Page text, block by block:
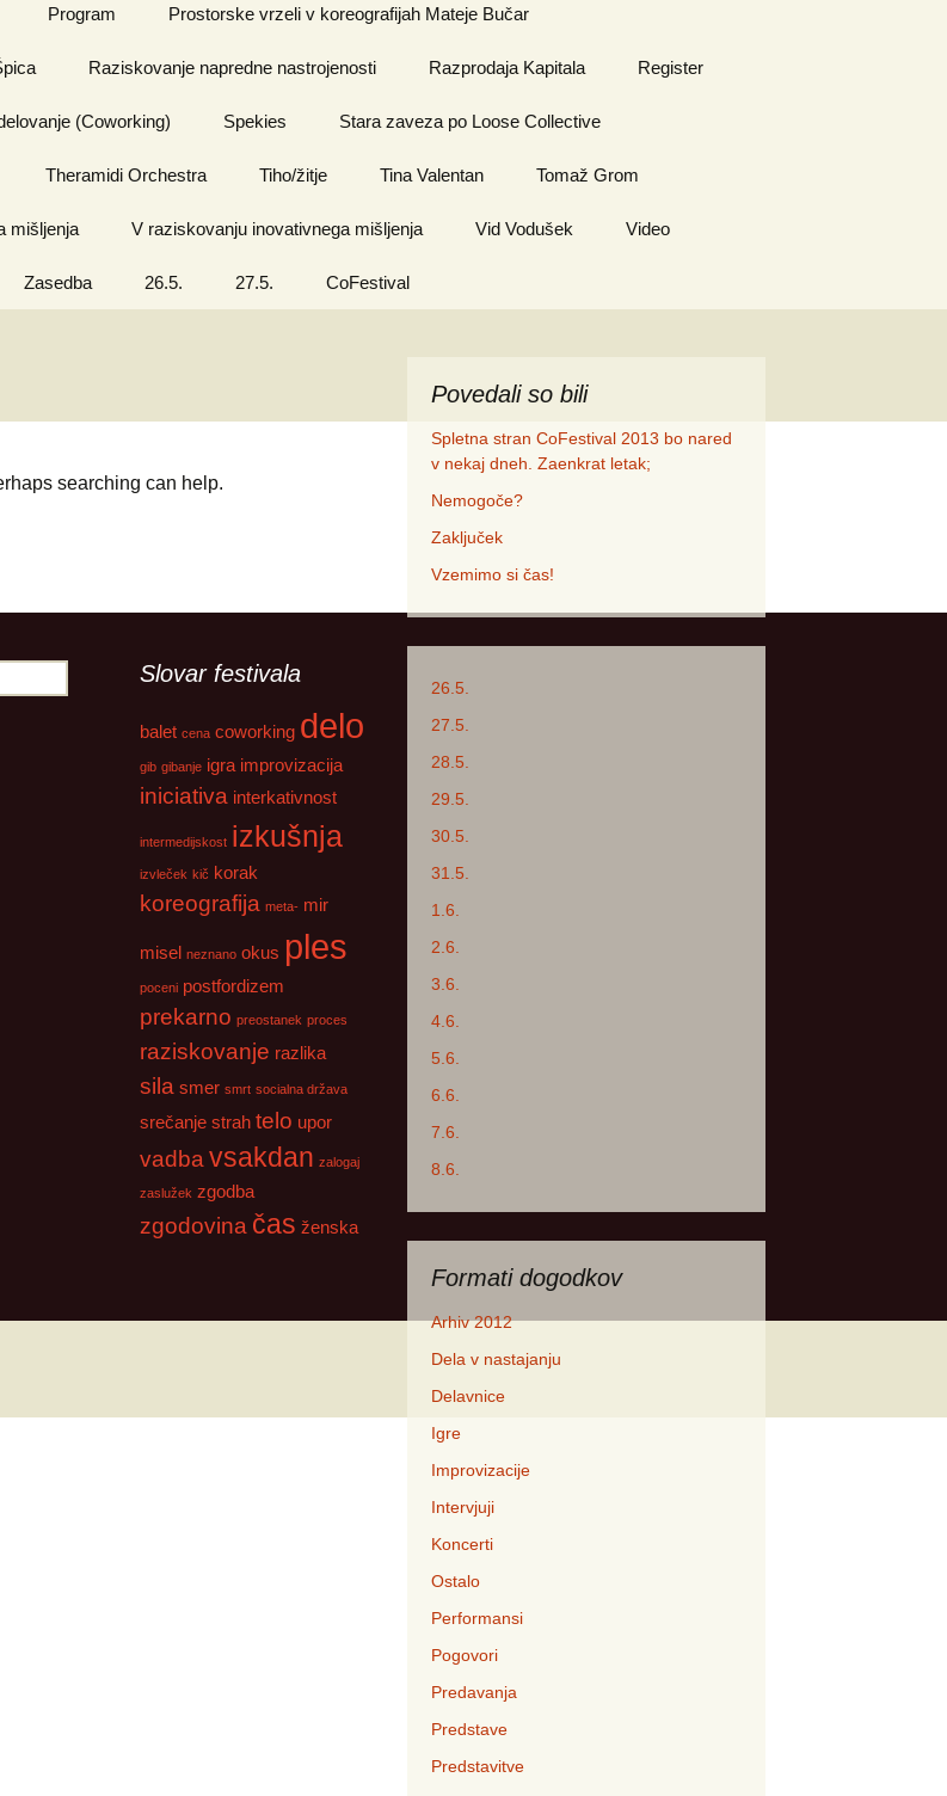
Program Prostorske vrzeli v koreografijah Mateje Bučar
Raziskovanje napredne nastrojenosti Razprodaja Kapitala Register
(Coworking) Spekies Stara zaveza po Loose Collective
Theramidi Orchestra Tiho/žitje Tina Valentan Tomaž Grom
mišljenja V raziskovanju inovativnega mišljenja Vid Vodušek Video
Zasedba 26.5. 27.5. CoFestival
searching can help.
Povedali so bili
Spletna stran CoFestival 2013 bo nared
v nekaj dneh. Zaenkrat letak;
Nemogoče?
Zaključek
Vzemimo si čas!
26.5.
27.5.
28.5.
29.5.
30.5.
31.5.
1.6.
2.6.
3.6.
4.6.
5.6.
6.6.
7.6.
8.6.
Formati dogodkov
Arhiv 2012
Dela v nastajanju
Delavnice
Igre
Improvizacije
Intervjuji
Koncerti
Ostalo
Performansi
Pogovori
Predavanja
Predstave
Predstavitve
Slovar festivala
balet cena coworking delo
gib gibanje igra improvizacija
iniciativa interkativnost
intermedijskost izkušnja
izvleček kič korak
koreografija meta- mir
misel neznano okus ples
poceni postfordizem
prekarno preostanek proces
raziskovanje razlika
sila smer smrt socialna država
srečanje strah telo upor
vadba vsakdan zalogaj
zaslužek zgodba
zgodovina čas ženska